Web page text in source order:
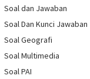
Soal dan Jawaban
Soal Dan Kunci Jawaban
Soal Geografi
Soal Multimedia
Soal PAI